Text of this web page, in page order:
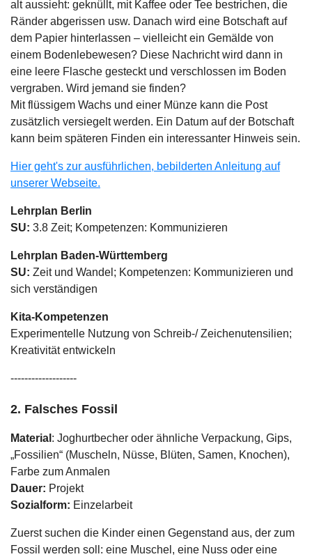
alt aussieht: geknüllt, mit Kaffee oder Tee bestrichen, die
Ränder abgerissen usw. Danach wird eine Botschaft auf
dem Papier hinterlassen – vielleicht ein Gemälde von
einem Bodenlebewesen? Diese Nachricht wird dann in
eine leere Flasche gesteckt und verschlossen im Boden
vergraben. Wird jemand sie finden?
Mit flüssigem Wachs und einer Münze kann die Post
zusätzlich versiegelt werden. Ein Datum auf der Botschaft
kann beim späteren Finden ein interessanter Hinweis sein.
Hier geht's zur ausführlichen, bebilderten Anleitung auf
unserer Webseite.
Lehrplan Berlin
SU: 3.8 Zeit; Kompetenzen: Kommunizieren
Lehrplan Baden-Württemberg
SU: Zeit und Wandel; Kompetenzen: Kommunizieren und
sich verständigen
Kita-Kompetenzen
Experimentelle Nutzung von Schreib-/ Zeichenutensilien;
Kreativität entwickeln
-------------------
2. Falsches Fossil
Material : Joghurtbecher oder ähnliche Verpackung, Gips,
„Fossilien“ (Muscheln, Nüsse, Blüten, Samen, Knochen),
Farbe zum Anmalen
Dauer: Projekt
Sozialform: Einzelarbeit
Zuerst suchen die Kinder einen Gegenstand aus, der zum
Fossil werden soll: eine Muschel, eine Nuss oder eine